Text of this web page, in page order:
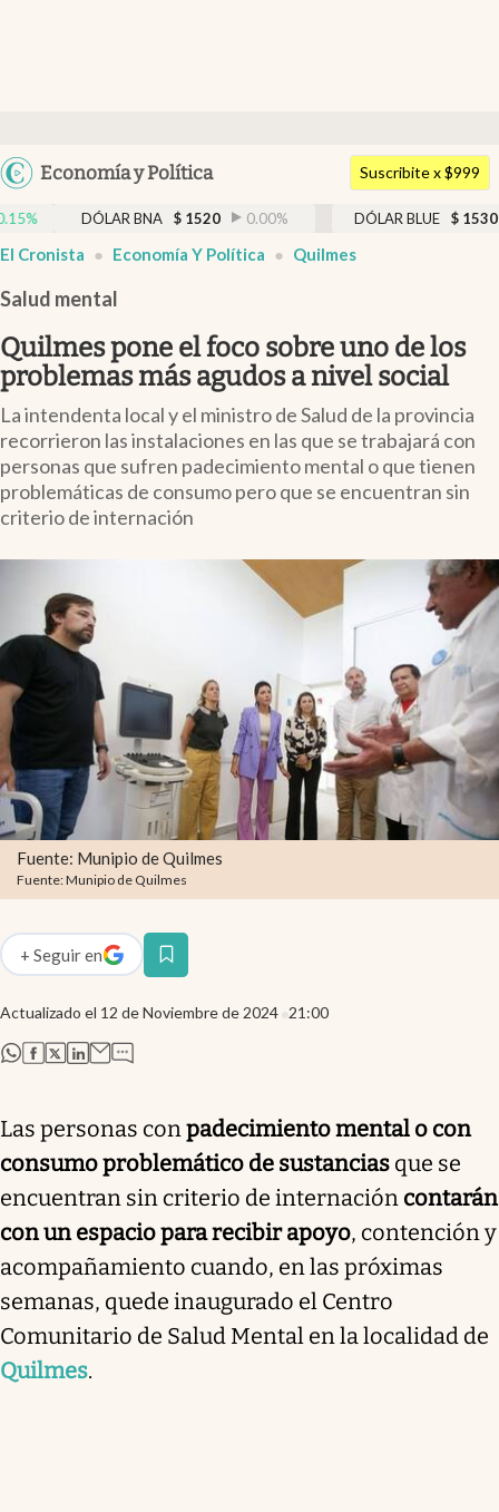
Argentina
Uruguay
Economía y Política
Members
Economía y Política
Finanzas y Mercados
Mercados Online
Negocios
Columnistas
Otras secciones
Apertura
Infotechnology
Mundial 2026
Eventos Corporativos
El Cronista Studio
Mediakit
abre en nueva pestaña
Argentina
Suscribite x $999
DÓLAR BNA $1520 0.00% DÓLAR BLUE $1530 -0.65
El Cronista Economía Y Política Quilmes
Salud mental
Quilmes pone el foco sobre uno de los
problemas más agudos a nivel social
La intendenta local y el ministro de Salud de la provincia
recorrieron las instalaciones en las que se trabajará con
personas que sufren padecimiento mental o que tienen
problemáticas de consumo pero que se encuentran sin
criterio de internación
Fuente: Munipio de Quilmes
Fuente: Munipio de Quilmes
Actualizado el 12 de Noviembre de 2024 21:00
+ Seguiren
abre en nueva pestaña
abre en nueva pestaña
abre en nueva pestaña
abre en nueva pestaña
abre en nueva pestaña
Las personas conpadecimiento mental o con
consumo problemático de sustancias que se
encuentran sin criterio de internación contarán
con un espacio para recibir apoyo, contención y
acompañamiento cuando, en las próximas
semanas, quede inaugurado el Centro
Comunitario de Salud Mental en la localidad de
Quilmes.